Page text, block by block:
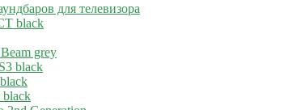
для телевизора
black
grеy
black
black